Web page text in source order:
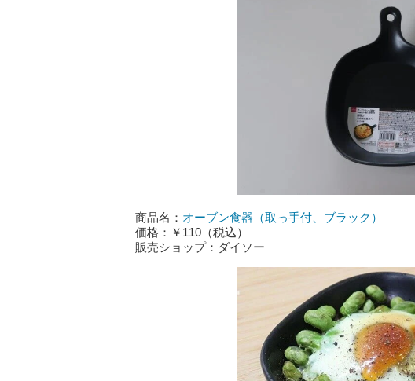
商品名： オーブン食器（取っ手付、ブラック）
価格：￥110（税込）
販売ショップ：ダイソー